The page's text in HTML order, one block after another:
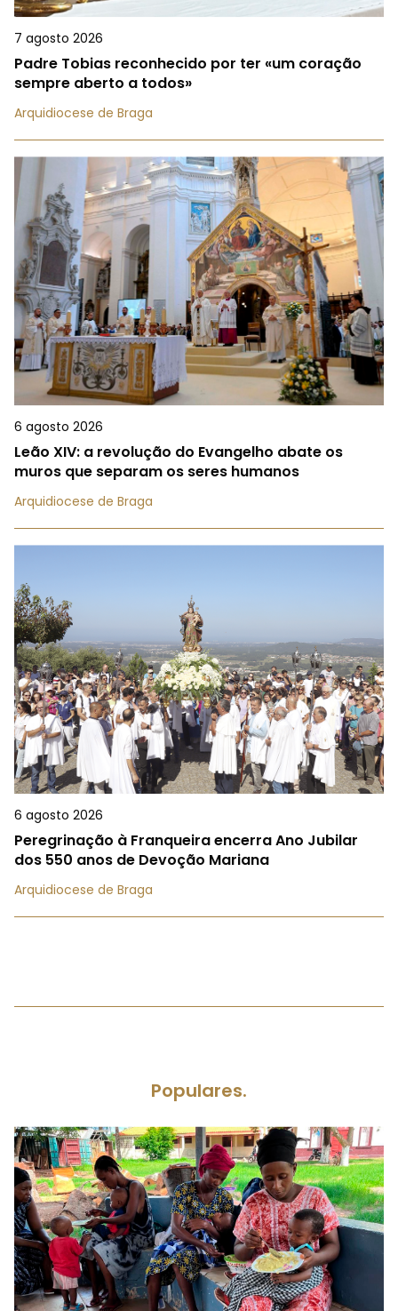
7 agosto 2026
Padre Tobias reconhecido por ter «um coração
sempre aberto a todos»
Arquidiocese de Braga
6 agosto 2026
Leão XIV: a revolução do Evangelho abate os
muros que separam os seres humanos
Arquidiocese de Braga
6 agosto 2026
Peregrinação à Franqueira encerra Ano Jubilar
dos 550 anos de Devoção Mariana
Arquidiocese de Braga
Populares.